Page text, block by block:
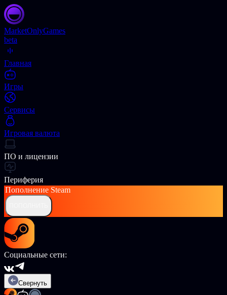
MarketOnlyGames
beta
Главная
Игры
Сервисы
Игровая валюта
ПО и лицензии
Периферия
Пополнение Steam
Социальные сети:
Свернуть